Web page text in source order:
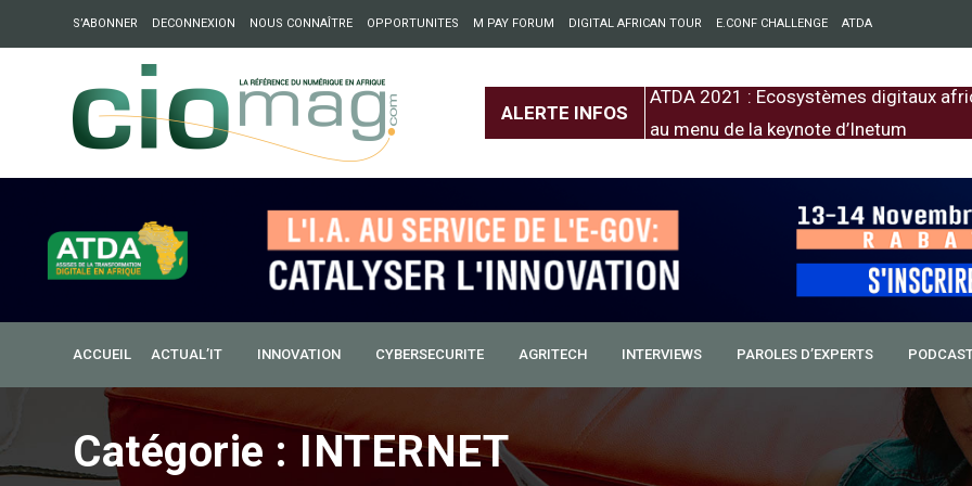
S’ABONNER DECONNEXION NOUS CONNAÎTRE OPPORTUNITES M PAY FORUM DIGITAL AFRICAN TOUR E.CONF CHALLENGE ATDA
ALERTE INFOS
: Partech Shaker lance Chapter54 pour créer des ponts entre l’Europe et
ATDA 2021 : Ecosystèmes digitaux
au menu de la keynote d’Inetum
ACCUEIL ACTUAL’IT INNOVATION CYBERSECURITE AGRITECH INTERVIEWS PAROLES D’EXPERTS
Catégorie : INTERNET